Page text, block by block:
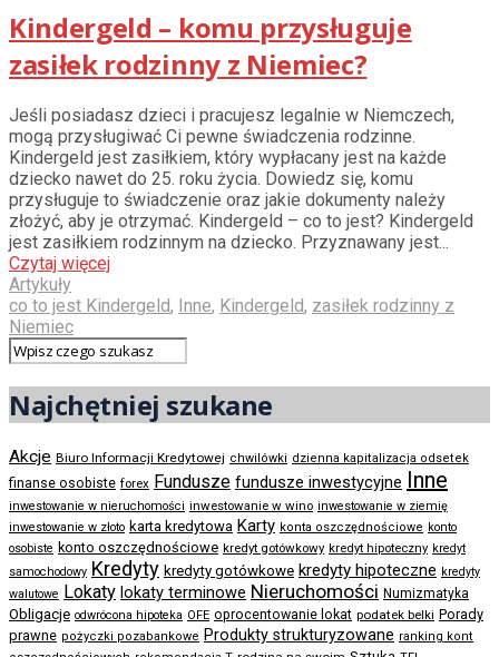
Kindergeld – komu przysługuje
zasiłek rodzinny z Niemiec?
Jeśli posiadasz dzieci i pracujesz legalnie w Niemczech,
mogą przysługiwać Ci pewne świadczenia rodzinne.
Kindergeld jest zasiłkiem, który wypłacany jest na każde
dziecko nawet do 25. roku życia. Dowiedz się, komu
przysługuje to świadczenie oraz jakie dokumenty należy
złożyć, aby je otrzymać. Kindergeld – co to jest? Kindergeld
jest zasiłkiem rodzinnym na dziecko. Przyznawany jest...
Czytaj więcej
Artykuły
co to jest Kindergeld, Inne, Kindergeld, zasiłek rodzinny z
Niemiec
Najchętniej szukane
Akcje Biuro Informacji Kredytowej chwilówki dzienna kapitalizacja odsetek
finanse osobiste forex Fundusze fundusze inwestycyjne Inne
inwestowanie w nieruchomości inwestowanie w wino inwestowanie w ziemię
inwestowanie w złoto karta kredytowa Karty konta oszczędnościowe konto
osobiste konto oszczędnościowe kredyt gotówkowy kredyt hipoteczny kredyt
samochodowy Kredyty kredyty gotówkowe kredyty hipoteczne kredyty
walutowe Lokaty lokaty terminowe Nieruchomości Numizmatyka
Obligacje odwrócona hipoteka OFE oprocentowanie lokat podatek belki Porady
prawne pożyczki pozabankowe Produkty strukturyzowane ranking kont